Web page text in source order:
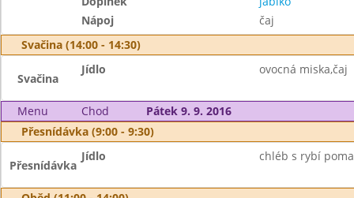
Nápoj
čaj
Svačina (14:00 - 14:30)
Svačina
Jídlo ovocná miska,čaj
Menu Chod
Pátek 9. 9. 2016
Přesnídávka (9:00 - 9:30)
Přesnídávka
Jídlo chléb s rybí